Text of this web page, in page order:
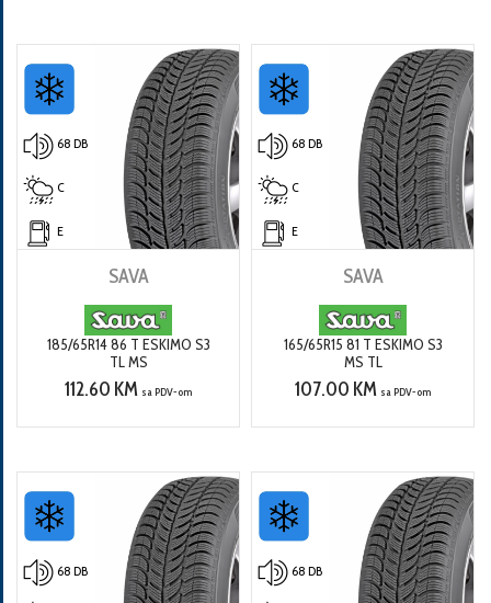
68 DB
C
E
SAVA
185/65R14 86 T ESKIMO S3
TL MS
112.60 KM sa PDV-om
68 DB
C
E
SAVA
165/65R15 81 T ESKIMO S3
MS TL
107.00 KM sa PDV-om
68 DB 68 DB